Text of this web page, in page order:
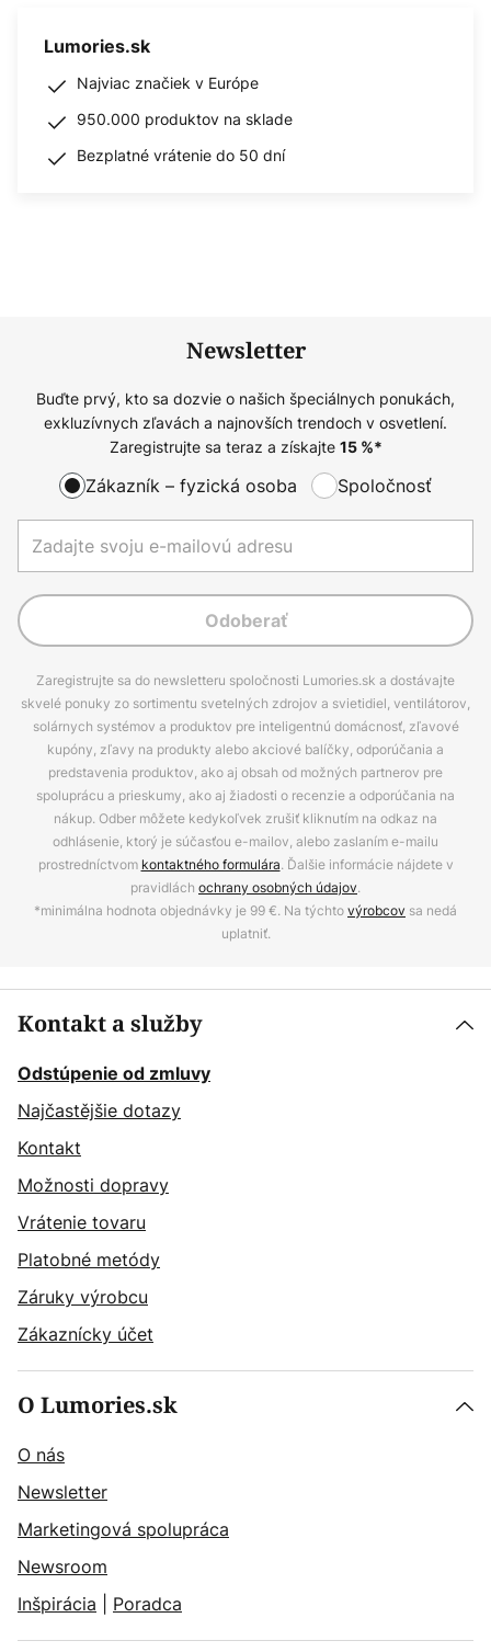
Lumories.sk
Najviac značiek v Európe
950.000 produktov na sklade
Bezplatné vrátenie do 50 dní
Newsletter
Buďte prvý, kto sa dozvie o našich špeciálnych ponukách,
exkluzívnych zľavách a najnovších trendoch v osvetlení.
Zaregistrujte sa teraz a získajte 15%*
Zákazník – fyzická osoba Spoločnosť
Odoberať
Zaregistrujte sa do newsletteru spoločnosti Lumories.sk a dostávajte
skvelé ponuky zo sortimentu svetelných zdrojov a svietidiel, ventilátorov,
solárnych systémov a produktov pre inteligentnú domácnosť, zľavové
kupóny, zľavy na produkty alebo akciové balíčky, odporúčania a
predstavenia produktov, ako aj obsah od možných partnerov pre
spoluprácu a prieskumy, ako aj žiadosti o recenzie a odporúčania na
nákup. Odber môžete kedykoľvek zrušiť kliknutím na odkaz na
odhlásenie, ktorý je súčasťou e-mailov, alebo zaslaním e-mailu
prostredníctvom kontaktného formulára. Ďalšie informácie nájdete v
pravidlách ochrany osobných údajov.
*minimálna hodnota objednávky je 99 €. Na týchtovýrobcov sa nedá
uplatniť.
Kontakt a služby
Odstúpenie od zmluvy
Najčastějšie dotazy
Kontakt
Možnosti dopravy
Vrátenie tovaru
Platobné metódy
Záruky výrobcu
Zákaznícky účet
O Lumories.sk
O nás
Newsletter
Marketingová spolupráca
Newsroom
Inšpirácia
Poradca